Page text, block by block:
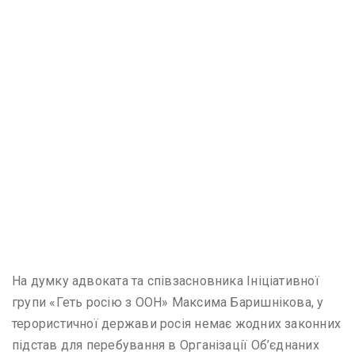
На думку адвоката та співзасновника Ініціативної
групи «Геть росію з ООН» Максима Баришнікова, у
терористичної держави росія немає жодних законних
підстав для перебування в Організації Об’єднаних